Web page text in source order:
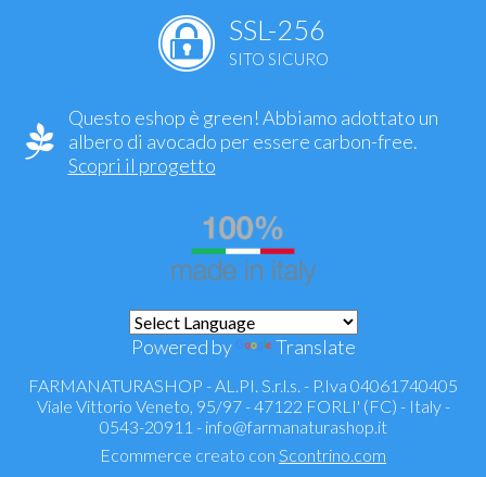
SSL-256
SITO SICURO
Questo eshop è green! Abbiamo adottato un
albero di avocado per essere carbon-free.
Scopri il progetto
Powered by Translate
FARMANATURASHOP - AL.PI. S.r.l.s. - P.Iva 04061740405
Viale Vittorio Veneto, 95/97 - 47122 FORLI' (FC) - Italy -
0543-20911 - info@farmanaturashop.it
Ecommerce creato con Scontrino.com